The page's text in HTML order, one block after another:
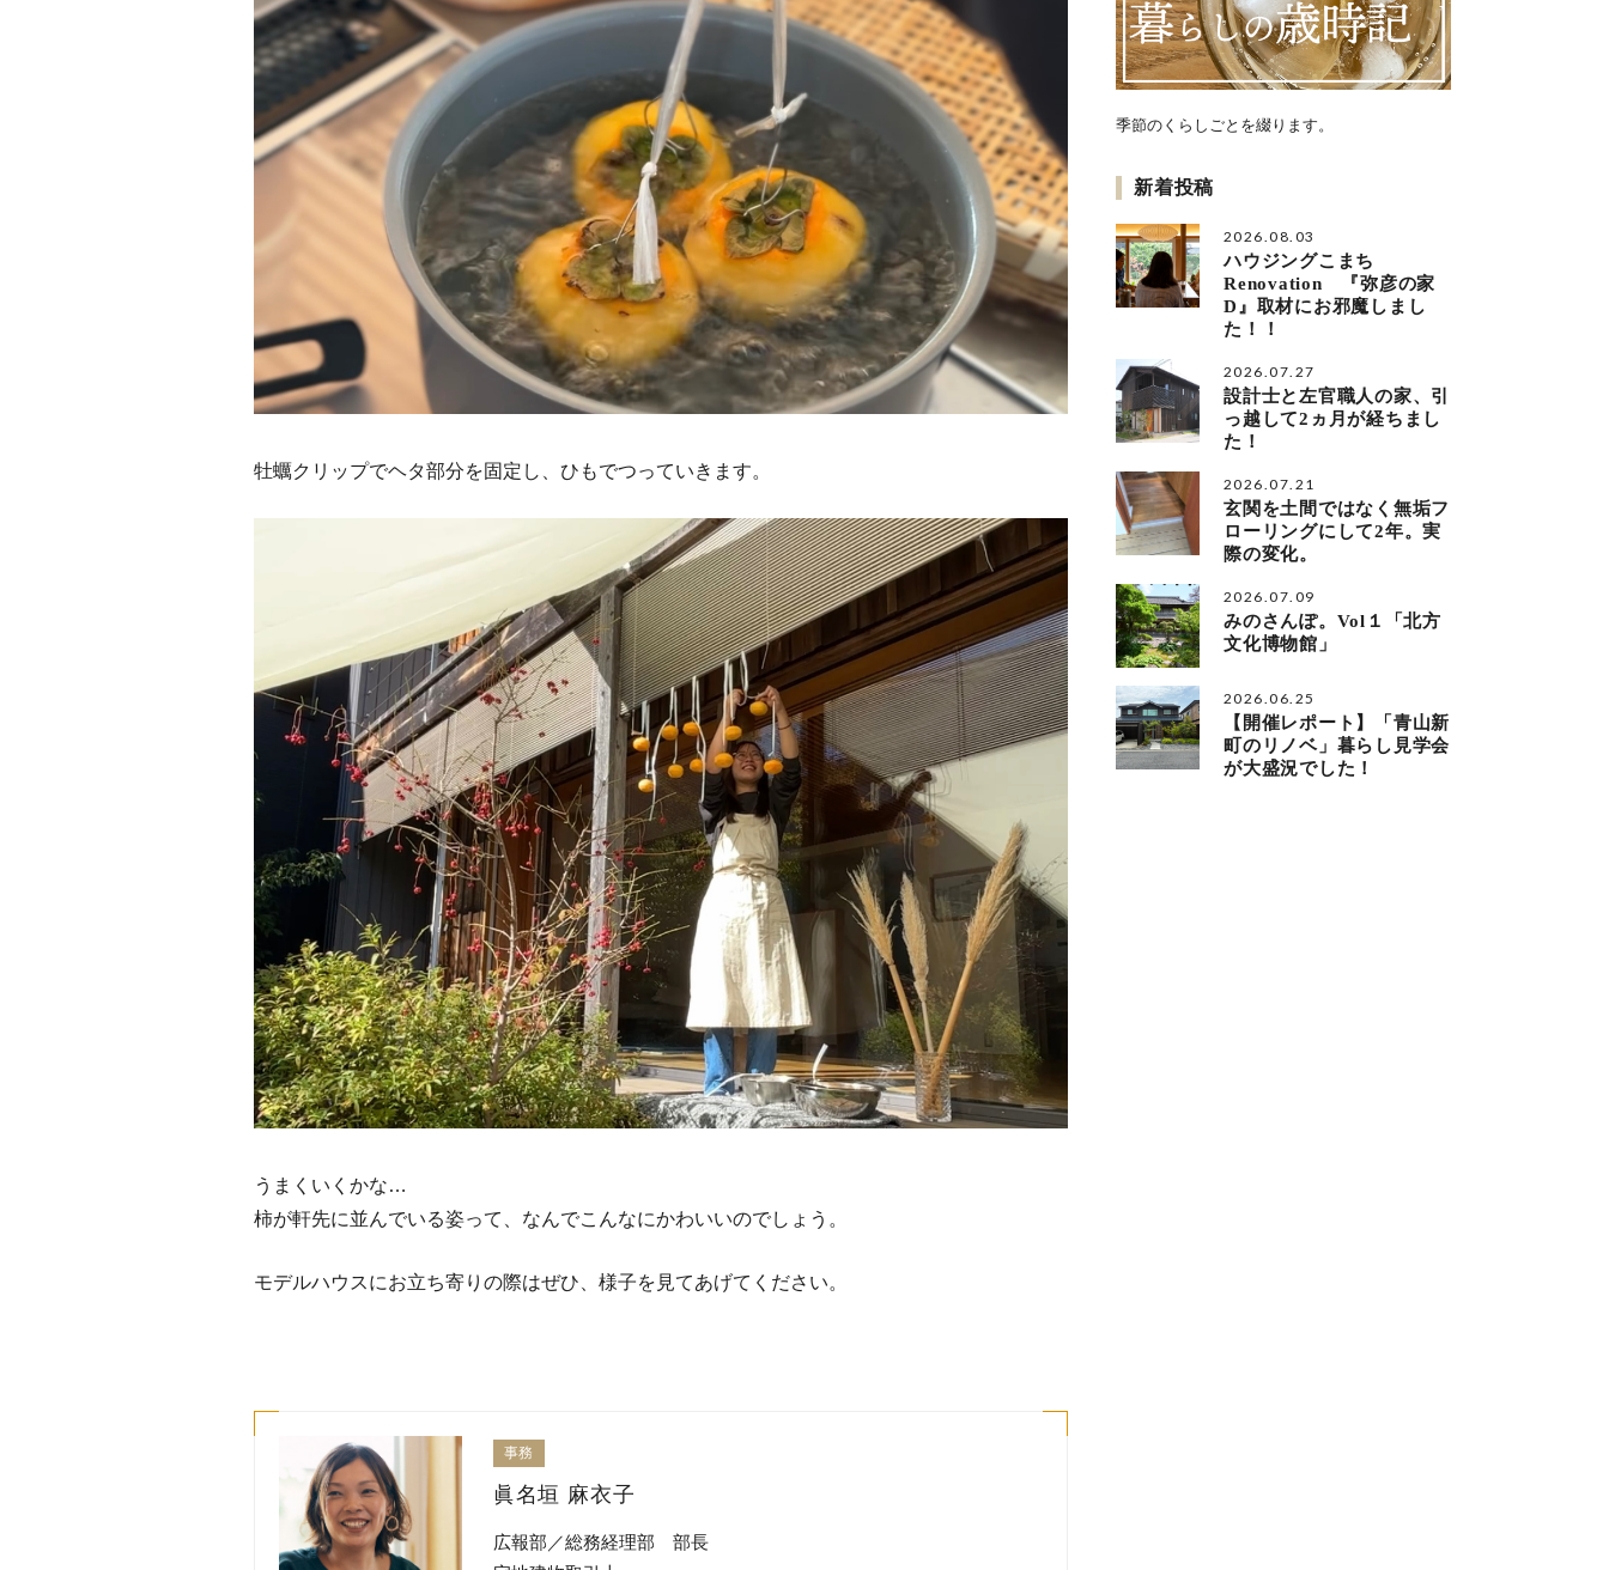
牡蠣クリップでヘタ部分を固定し、ひもでつっていきます。
うまくいくかな…
柿が軒先に並んでいる姿って、なんでこんなにかわいいのでしょう。
モデルハウスにお立ち寄りの際はぜひ、様子を見てあげてください。
事務
眞名垣 麻衣子
広報部／総務経理部 部長
季節のくらしごとを綴ります。
新着投稿
2026.08.03
ハウジングこまち
Renovation 『弥彦の家
D』取材にお邪魔しまし
た！！
2026.07.27
設計士と左官職人の家、引
っ越して2ヵ月が経ちまし
た！
2026.07.21
玄関を土間ではなく無垢フ
ローリングにして2年。実
際の変化。
2026.07.09
みのさんぽ。Vol１「北方
文化博物館」
2026.06.25
【開催レポート】「青山新
町のリノベ」暮らし見学会
が大盛況でした！